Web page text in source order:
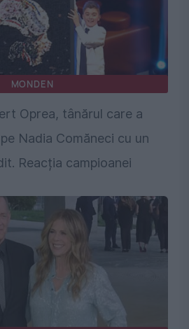
MONDEN
Oprea, tânărul care a
Nadia Comăneci cu un
Reacția campioanei